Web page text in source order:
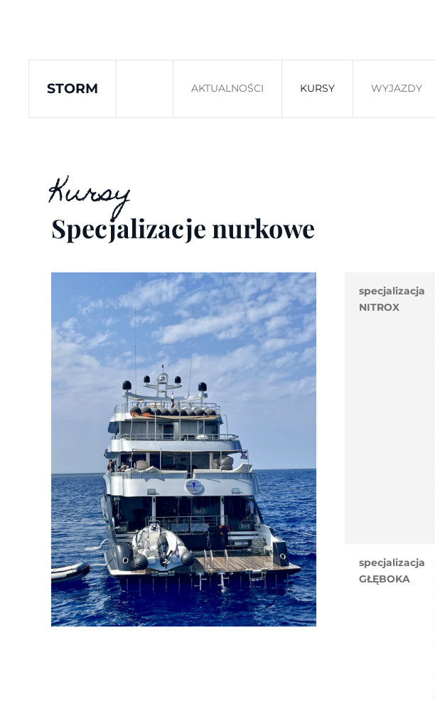
STORM AKTUALNOŚCI KURSY WYJAZDY
Kursy
Specjalizacje nurkowe
specjalizacja
NITROX
specjalizacja
GŁĘBOKA